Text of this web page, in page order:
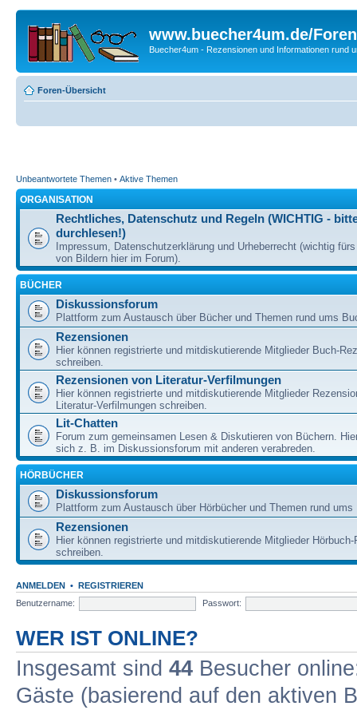
www.buecher4um.de/Foren
Buecher4um - Rezensionen und Informationen rund
Foren-Übersicht
Unbeantwortete Themen • Aktive Themen
ORGANISATION
Rechtliches, Datenschutz und Regeln (WICHTIG -
durchlesen!)
Impressum, Datenschutzerklärung und Urheberrecht (wichtig
von Bildern hier im Forum).
BÜCHER
Diskussionsforum
Plattform zum Austausch über Bücher und Themen rund ums
Rezensionen
Hier können registrierte und mitdiskutierende Mitglieder Buch-
schreiben.
Rezensionen von Literatur-Verfilmungen
Hier können registrierte und mitdiskutierende Mitglieder
Literatur-Verfilmungen schreiben.
Lit-Chatten
Forum zum gemeinsamen Lesen & Diskutieren von Büchern.
sich z. B. im Diskussionsforum mit anderen verabreden.
HÖRBÜCHER
Diskussionsforum
Plattform zum Austausch über Hörbücher und Themen rund ums
Rezensionen
Hier können registrierte und mitdiskutierende Mitglieder Hörbuch-
schreiben.
ANMELDEN • REGISTRIEREN
Benutzername:
Passwort:
WER IST ONLINE?
Insgesamt sind 44 Besucher
Gäste (basierend auf den aktiven